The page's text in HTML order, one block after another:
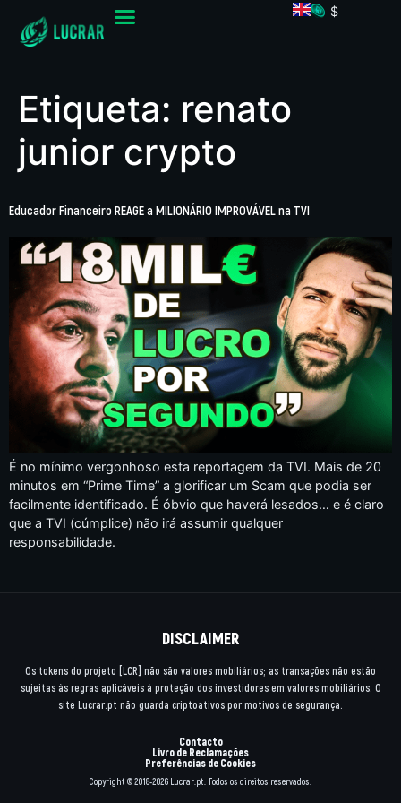
$
Etiqueta: renato
junior crypto
Educador Financeiro REAGE a MILIONÁRIO IMPROVÁVEL na TVI
É no mínimo vergonhoso esta reportagem da TVI. Mais de 20
minutos em “Prime Time” a glorificar um Scam que podia ser
facilmente identificado. É óbvio que haverá lesados… e é claro
que a TVI (cúmplice) não irá assumir qualquer
responsabilidade.
DISCLAIMER
Os tokens do projeto [LCR] não são valores mobiliários; as transações não estão
sujeitas às regras aplicáveis à proteção dos investidores em valores mobiliários. O
site Lucrar.pt não guarda criptoativos por motivos de segurança.
Contacto
Livro de Reclamações
Preferências de Cookies
Copyright © 2018-2026 Lucrar.pt. Todos os direitos reservados.